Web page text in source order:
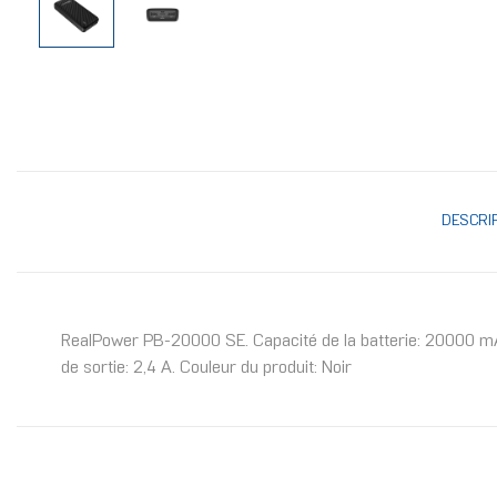
RealPower PB-20000 SE. Capacité de la batterie: 20000
de sortie: 2,4 A. Couleur du produit: Noir